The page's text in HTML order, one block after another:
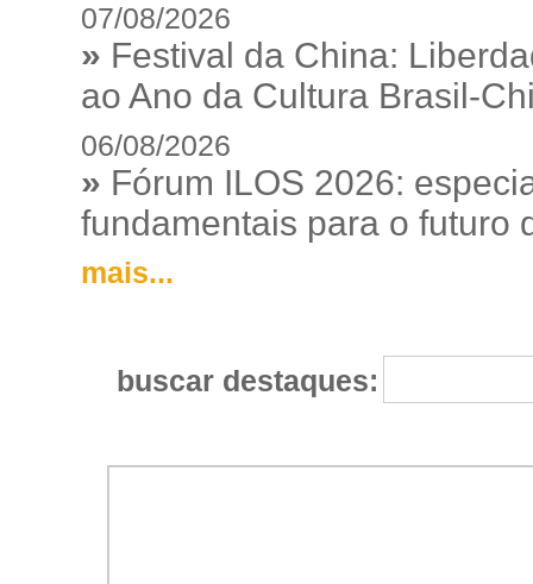
07/08/2026
» Festival da China:
ao Ano da Cultura Brasil-
06/08/2026
» Fórum ILOS 2026:
fundamentais para o futuro
mais...
buscar destaques: